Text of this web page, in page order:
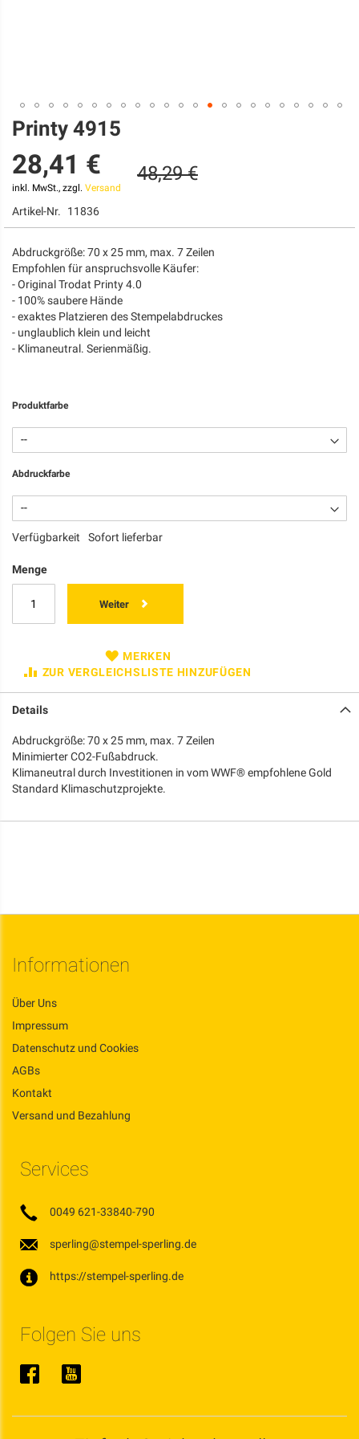
Zum
Anfang
der
Bildgalerie
springen
Printy 4915
28,41 €
inkl. MwSt., zzgl. Versand
48,29 €
Artikel-Nr. 11836
Abdruckgröße: 70 x 25 mm, max. 7 Zeilen
Empfohlen für anspruchsvolle Käufer:
- Original Trodat Printy 4.0
- 100% saubere Hände
- exaktes Platzieren des Stempelabdruckes
- unglaublich klein und leicht
- Klimaneutral. Serienmäßig.
Produktfarbe
Abdruckfarbe
Verfügbarkeit Sofort lieferbar
Menge
Weiter
MERKEN
ZUR VERGLEICHSLISTE HINZUFÜGEN
Details
Abdruckgröße: 70 x 25 mm, max. 7 Zeilen
Minimierter CO2-Fußabdruck.
Klimaneutral durch Investitionen in vom WWF® empfohlene Gold
Standard Klimaschutzprojekte.
Informationen
Über Uns
Impressum
Datenschutz und Cookies
AGBs
Kontakt
Versand und Bezahlung
Services
0049 621-33840-790
sperling@stempel-sperling.de
https://stempel-sperling.de
Folgen Sie uns